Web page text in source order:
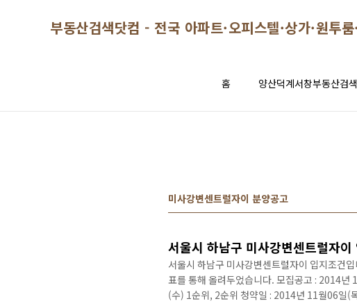
부동산검색닷컴 - 전국 아파트·오피스텔·상가·원투룸
홈 양산덕계서창부동산검
미사강변센트럴자이 분양공고
서울시 하남구 미사강변센트럴자이 입지조건
표를 통해 올려두었습니다. 모집공고 : 2014
(수) 1순위, 2순위 청약일 : 2014년 11월06일